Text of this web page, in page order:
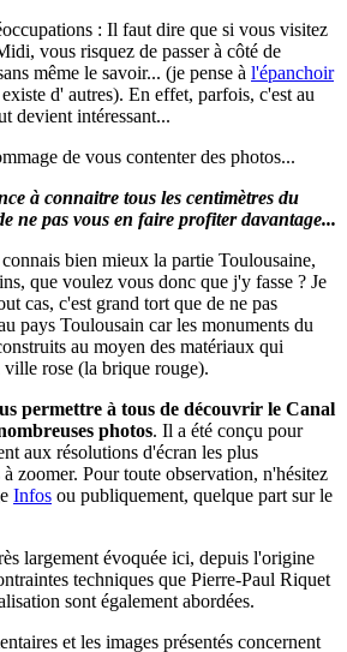
: Il faut dire que si vous visitez
vous risquez de passer à côté de
même le savoir... (je pense à l'épanchoir
d' autres). En effet, parfois, c'est au
devient intéressant...
de vous contenter des photos...
à connaitre tous les centimètres du
ne pas vous en faire profiter davantage...
bien mieux la partie Toulousaine,
que voulez vous donc que j'y fasse ? Je
cas, c'est grand tort que de ne pas
pays Toulousain car les monuments du
au moyen des matériaux qui
rose (la brique rouge).
permettre à tous de découvrir le Canal
photos. Il a été conçu pour
aux résolutions d'écran les plus
zoomer. Pour toute observation, n'hésitez
Infos ou publiquement, quelque part sur le
largement évoquée ici, depuis l'origine
techniques que Pierre-Paul Riquet
sont également abordées.
et les images présentés concernent